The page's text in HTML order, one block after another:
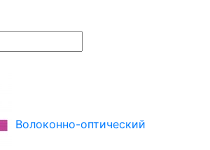
Волоконно-оптический